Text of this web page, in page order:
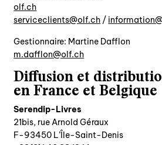
nous soutenir
nous trouver
manuscrits
olf.ch
/
hc.flo@stneilcecivres
Gestionnaire: Martine Dafflon
hc.flo@nolffad.m
Diffusion et
en France et Belgique
Serendip-Livres
21bis, rue Arnold Géraux
F-93450 L’Île-Saint-Denis